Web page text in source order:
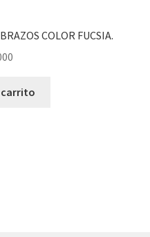
COLOR FUCSIA.
carrito